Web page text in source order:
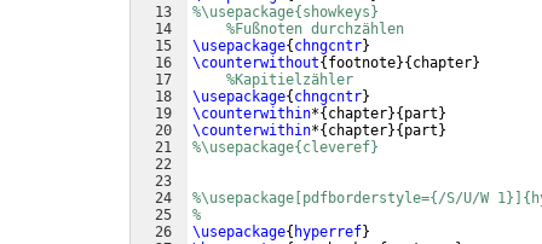
13
14
15
16
17
18
19
20
21
22
23
24
25
26
%\usepackage{showkeys}
%Fußnoten durchzählen
\usepackage{ chngcntr}
\counterwithout{ footnote}{ chapter}
%Kapitielzähler
\usepackage{ chngcntr}
\counterwithin*{ chapter}{ part }
\counterwithin*{ chapter}{ part }
%\usepackage{cleveref}
%\usepackage[pdfborderstyle={/S/U/W
%
\usepackage{ hyperref}